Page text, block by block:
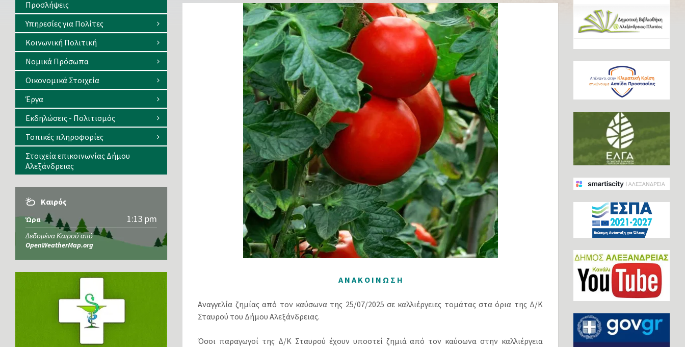
Α Ν Α Κ Ο Ι Ν Ω Σ Η
Αναγγελία ζημίας από τον καύσωνα της 25/07/2025 σε καλλιέργειες τομάτας στα όρια της Δ/Κ
Σταυρού του Δήμου Αλεξάνδρειας.
Όσοι παραγωγοί της Δ/Κ Σταυρού έχουν υποστεί ζημιά από τον καύσωνα στην καλλιέργεια
Προσλήψεις
Υπηρεσίες για Πολίτες
Κοινωνική Πολιτική
Νομικά Πρόσωπα
Οικονομικά Στοιχεία
Έργα
Εκδηλώσεις - Πολιτισμός
Τοπικές πληροφορίες
Στοιχεία επικοινωνίας Δήμου
Αλεξάνδρειας
Καιρός
Ώρα 1:13 pm
Δεδομένα Καιρού από
OpenWeatherMap.org